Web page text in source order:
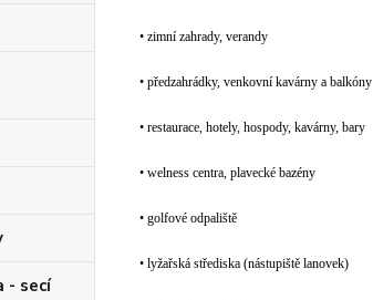
- secí
• zimní zahrady, verandy
• předzahrádky, venkovní kavárny a balkóny
• restaurace, hotely, hospody, kavárny, bary
• welness centra, plavecké bazény
• golfové odpaliště
• lyžařská střediska (nástupiště lanovek)